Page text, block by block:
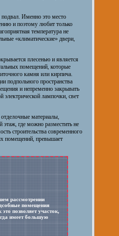
Именно это место
и поэтому любит только
температура не
«климатические» двери,
плесенью и является
помещений, которые
камня или кирпича.
подпольного пространства
и непременно закрывать
электрической лампочки, свет
материалы,
этаж, где можно разместить не
строительства современного
помещений, превышает
рассмотрении
помещения
позволяет участок,
имеет большую